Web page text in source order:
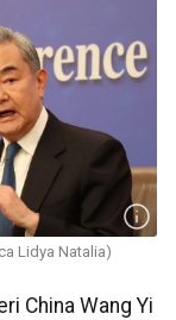
Lidya Natalia)
China Wang Yi